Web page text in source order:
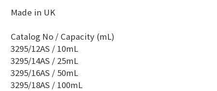
Made in UK
Catalog No / Capacity (mL)
3295/12AS / 10mL
3295/14AS / 25mL
3295/16AS / 50mL
3295/18AS / 100mL